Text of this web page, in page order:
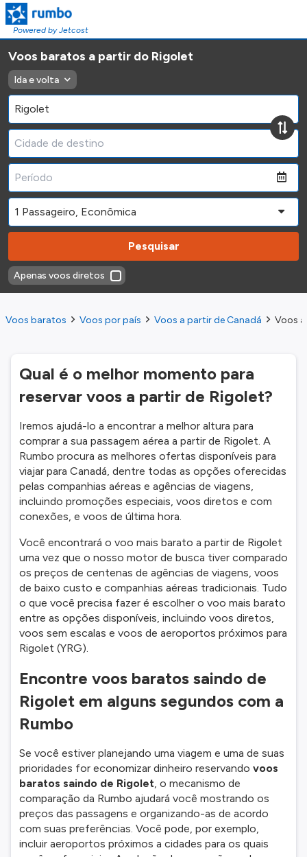
Powered by Jetcost
Voos baratos a partir do Rigolet
Ida e volta
Pesquisar
Apenas voos diretos
Voos baratos Voos por país Voos a partir de Canadá Voos
Qual é o melhor momento para
reservar voos a partir de Rigolet?
Iremos ajudá-lo a encontrar a melhor altura para
comprar a sua passagem aérea a partir de Rigolet. A
Rumbo procura as melhores ofertas disponíveis para
viajar para Canadá, dentre todas as opções oferecidas
pelas companhias aéreas e agências de viagens,
incluindo promoções especiais, voos diretos e com
conexões, e voos de última hora.
Você encontrará o voo mais barato a partir de Rigolet
uma vez que o nosso motor de busca tiver comparado
os preços de centenas de agências de viagens, voos
de baixo custo e companhias aéreas tradicionais. Tudo
o que você precisa fazer é escolher o voo mais barato
entre as opções disponíveis, incluindo voos diretos,
voos sem escalas e voos de aeroportos próximos para
Rigolet (YRG).
Encontre voos baratos saindo de
Rigolet em alguns segundos com a
Rumbo
Se você estiver planejando uma viagem e uma de suas
prioridades for economizar dinheiro reservando voos
baratos saindo de Rigolet, o mecanismo de
comparação da Rumbo ajudará você mostrando os
preços das passagens e organizando-as de acordo
com suas preferências. Você pode, por exemplo,
incluir aeroportos próximos a cidades para os quais